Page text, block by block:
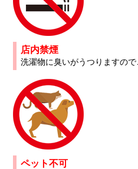
店内禁煙
洗濯物に臭いがうつりますので
ペット不可